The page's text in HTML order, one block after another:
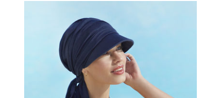
95% Viscose (Bamboo) - 5% Spandex